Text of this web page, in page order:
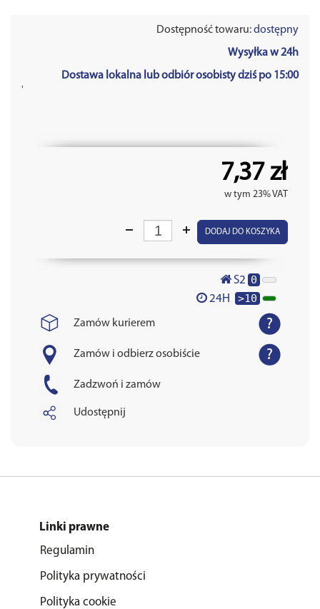
Dostępność towaru:dostępny
Wysyłka w 24h
Dostawa lokalna lub odbiór osobisty dziś po 15:00
'
7,37 zł
w tym 23% VAT
DODAJ DO KOSZYKA
S2 0
24H >10
Zamów kurierem
Zamów i odbierz osobiście
Zadzwoń i zamów
Udostępnij
Linki prawne
Regulamin
Polityka prywatności
Polityka cookie